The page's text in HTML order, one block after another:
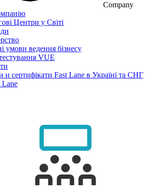
Company
Центри у Світі
умови ведення бізнесу
VUE
и сертифікати Fast Lane в Україні та СНГ
Lane